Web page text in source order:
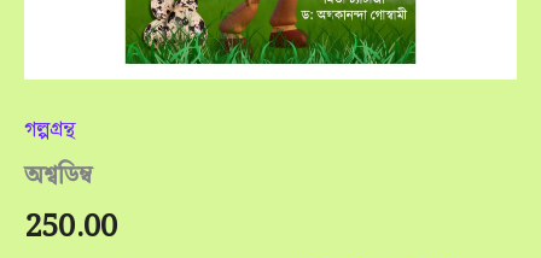
গল্পগ্রন্থ
অশ্বডিম্ব
250.00